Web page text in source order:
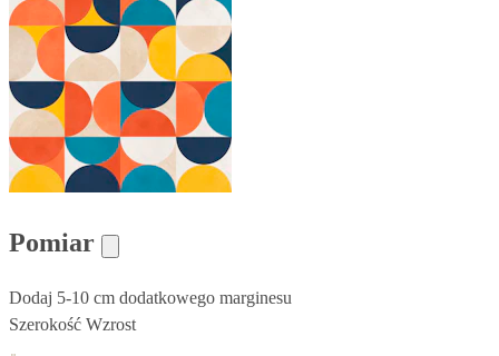
Pomiar
Dodaj 5-10 cm dodatkowego marginesu
Szerokość Wzrost